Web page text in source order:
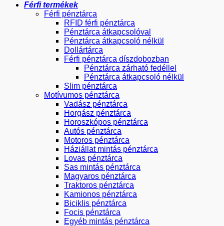
Férfi termékek
Férfi pénztárca
RFID férfi pénztárca
Pénztárca átkapcsolóval
Pénztárca átkapcsoló nélkül
Dollártárca
Férfi pénztárca díszdobozban
Pénztárca zárható fedéllel
Pénztárca átkapcsoló nélkül
Slim pénztárca
Motívumos pénztárca
Vadász pénztárca
Horgász pénztárca
Horoszkópos pénztárca
Autós pénztárca
Motoros pénztárca
Háziállat mintás pénztárca
Lovas pénztárca
Sas mintás pénztárca
Magyaros pénztárca
Traktoros pénztárca
Kamionos pénztárca
Biciklis pénztárca
Focis pénztárca
Egyéb mintás pénztárca